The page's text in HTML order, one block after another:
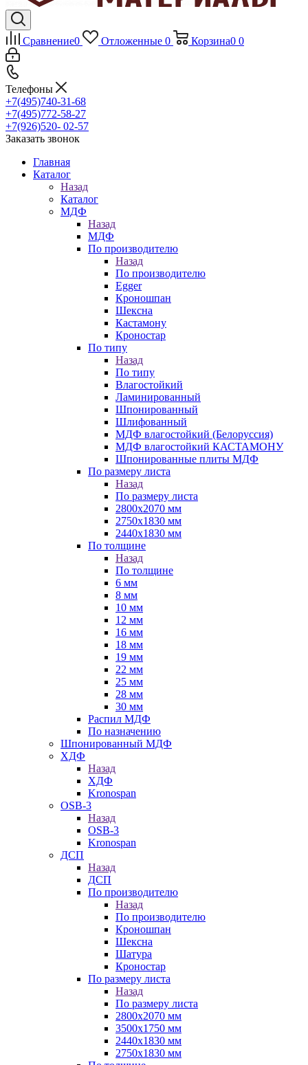
Сравнение0 Отложенные 0 Корзина0 0
Телефоны
+7(495)740-31-68
+7(495)772-58-27
+7(926)520- 02-57
Заказать звонок
Главная
Каталог
Назад
Каталог
МДФ
Назад
МДФ
По производителю
Назад
По производителю
Egger
Кроношпан
Шексна
Кастамону
Кроностар
По типу
Назад
По типу
Влагостойкий
Ламинированный
Шпонированный
Шлифованный
МДФ влагостойкий (Белоруссия)
МДФ влагостойкий КАСТАМОНУ
Шпонированные плиты МДФ
По размеру листа
Назад
По размеру листа
2800х2070 мм
2750х1830 мм
2440х1830 мм
По толщине
Назад
По толщине
6 мм
8 мм
10 мм
12 мм
16 мм
18 мм
19 мм
22 мм
25 мм
28 мм
30 мм
Распил МДФ
По назначению
Шпонированный МДФ
ХДФ
Назад
ХДФ
Kronospan
OSB-3
Назад
OSB-3
Kronospan
ДСП
Назад
ДСП
По производителю
Назад
По производителю
Кроношпан
Шексна
Шатура
Кроностар
По размеру листа
Назад
По размеру листа
2800х2070 мм
3500х1750 мм
2440х1830 мм
2750х1830 мм